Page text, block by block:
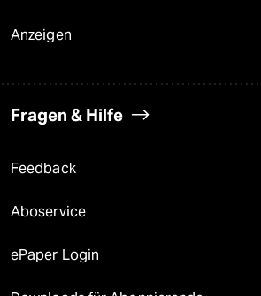
Anzeigen
Fragen & Hilfe
Feedback
Aboservice
ePaper Login